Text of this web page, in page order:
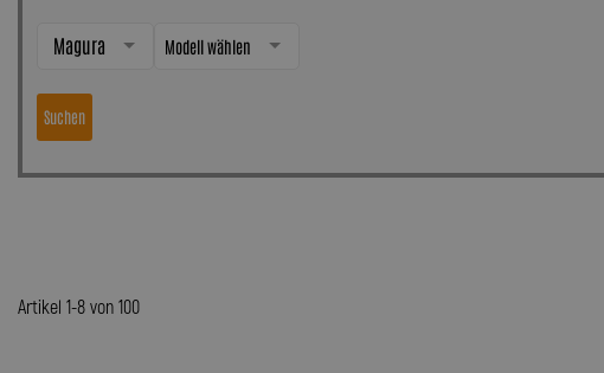
Magura Modell wählen
Suchen
Artikel 1-8 von 100